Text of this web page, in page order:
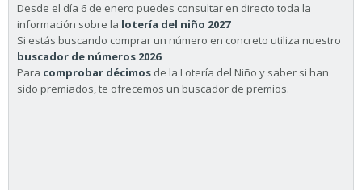
Desde el día 6 de enero puedes consultar en directo toda la
información sobre la lotería del niño 2027
Si estás buscando comprar un número en concreto utiliza nuestro
buscador de números 2026.
Para comprobar décimos de la Lotería del Niño y saber si han
sido premiados, te ofrecemos un buscador de premios.